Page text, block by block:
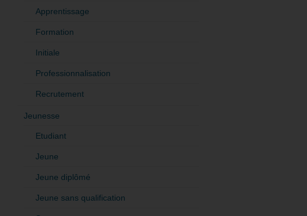
Apprentissage
Formation
Initiale
Professionnalisation
Recrutement
Jeunesse
Etudiant
Jeune
Jeune diplômé
Jeune sans qualification